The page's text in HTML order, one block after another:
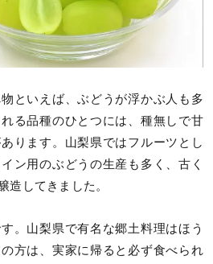
といえば、ぶどうが浮かぶ人も多
る品種のひとつには、種無しで甘
ります。山梨県ではフルーツとし
ン用のぶどうの生産も多く、古く
造してきました。
。山梨県で有名な郷土料理はほう
方は、実家に帰ると必ず食べられ